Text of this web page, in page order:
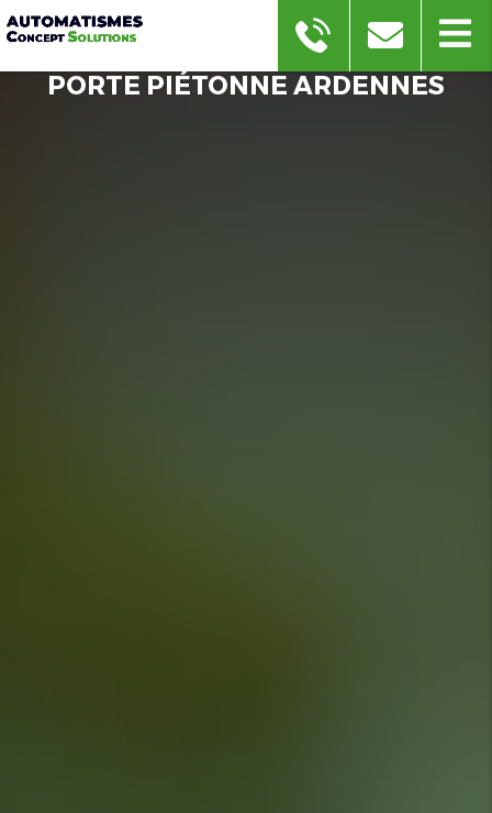
PORTE PIÉTONNE ARDENNES